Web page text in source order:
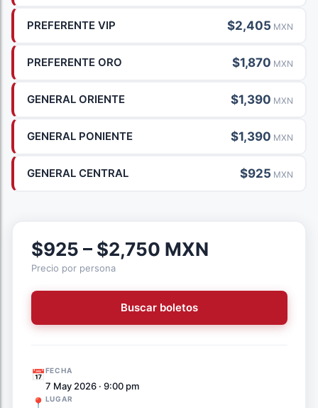
PREFERENTE VIP $2,405 MXN
PREFERENTE ORO $1,870 MXN
GENERAL ORIENTE $1,390 MXN
GENERAL PONIENTE $1,390 MXN
GENERAL CENTRAL $925 MXN
$925 – $2,750 MXN
Precio por persona
Buscar boletos
📅FECHA
7 May 2026 · 9:00 pm
📍 LUGAR